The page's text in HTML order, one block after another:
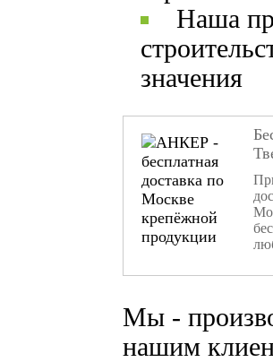
Наша
значения
Мы -
нашим